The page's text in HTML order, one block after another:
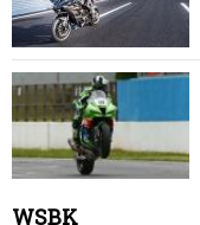
WSBK